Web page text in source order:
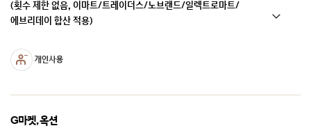
(횟수 제한 없음, 이마트/트레이더스/노브랜드/일렉트로마트/
에브리데이 합산 적용)
G마켓, 옥션